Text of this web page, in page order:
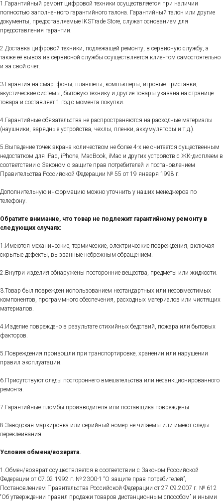
1.Гарантийный ремонт цифровой техники осуществляется при наличии
полностью заполненного гарантийного талона. Гарантийный талон или другие
документы, предоставляемые IKSTrade Store, служат основанием для
предоставления гарантии.
2.Доставка цифровой техники, подлежащей ремонту, в сервисную службу, а
также её вывоз из сервисной службы осуществляется клиентом самостоятельно
и за свой счет.
3.Гарантия на смартфоны, планшеты, компьютеры, игровые приставки,
акустические системы, бытовую технику и другие товары указана на странице
товара и составляет 1 год с момента покупки.
4.Гарантийные обязательства не распространяются на расходные материалы
(наушники, зарядные устройства, чехлы, пленки, аккумуляторы и т.д.).
5.Выпадение точек экрана количеством не более 4-х не считается существенным
недостатком для iPad, iPhone, MacBook, iMac и других устройств с ЖК-дисплеем в
соответствии с Законом о защите прав потребителей и постановлением
Правительства Российской Федерации № 55 от 19 января 1998 г.
Дополнительную информацию можно уточнить у наших менеджеров по
телефону.
Обратите внимание, что товар не подлежит гарантийному ремонту в
следующих случаях:
1.Имеются механические, термические, электрические повреждения, включая
скрытые дефекты, вызванные небрежным обращением.
2.Внутри изделия обнаружены посторонние вещества, предметы или жидкости.
3.Товар был поврежден использованием нестандартных или несовместимых
компонентов, программного обеспечения, расходных материалов или чистящих
материалов.
4.Изделие повреждено в результате стихийных бедствий, пожара или бытовых
факторов.
5.Повреждения произошли при транспортировке, хранении или нарушении
правил эксплуатации.
6.Присутствуют следы постороннего вмешательства или несанкционированного
ремонта.
7.Гарантийные пломбы производителя или поставщика повреждены.
8.Заводская маркировка или серийный номер не читаемы или имеют следы
переклеивания.
Условия обмена/возврата.
1.Обмен/возврат осуществляется в соответствии с Законом Российской
Федерации от 07.02.1992 г. № 2300-1 “О защите прав потребителей”,
Постановлением Правительства Российской Федерации от 27.09.2007 г. № 612
“Об утверждении правил продажи товаров дистанционным способом” и иными